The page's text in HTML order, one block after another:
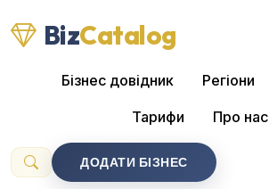
BizCatalog
Бізнес довідник Регіони
Тарифи Про нас
ДОДАТИ БІЗНЕС